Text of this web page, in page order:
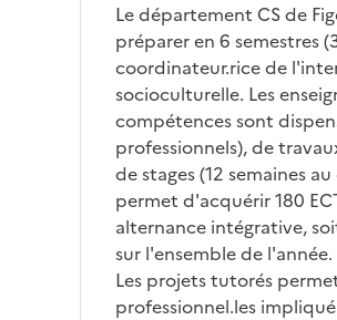
Le département CS de
préparer en 6 semestres
coordinateur.rice de
socioculturelle. Les
compétences sont
professionnels), de
de stages (12 semaines
permet d'acquérir 180
alternance intégrative,
sur l'ensemble de l'année.
Les projets tutorés
professionnel.les